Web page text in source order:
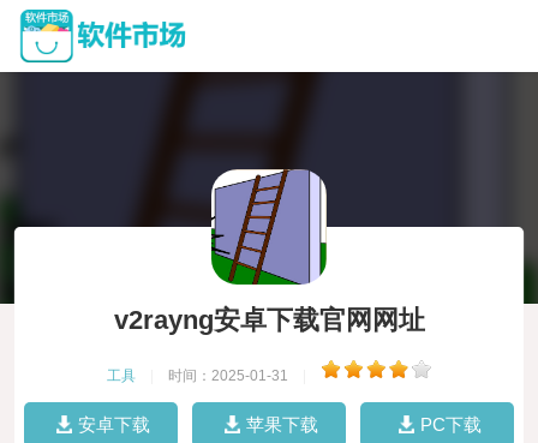
v2rayng安卓下载官网网址
工具 时间：2025-01-31
安卓下载 苹果下载 PC下载